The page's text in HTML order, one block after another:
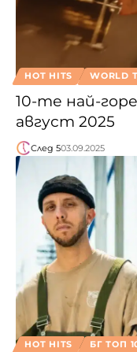
HOT HITS WORLD
10-те най-
август 2025
След 503.09.2025
HOT HITS БГ ТОП